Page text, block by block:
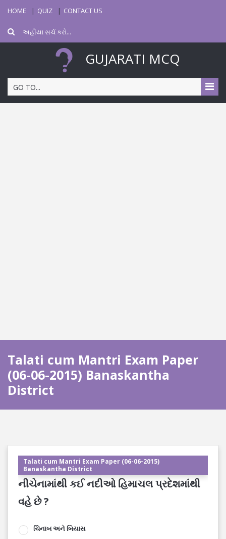
HOME QUIZ CONTACT US
GUJARATI MCQ
GO TO...
Talati cum Mantri Exam Paper
(06-06-2015) Banaskantha
District
Talati cum Mantri Exam Paper (06-06-2015)
Banaskantha District
નીચેનામાંથી કઈ નદીઓ હિમાચલ પ્રદેશમાંથી
વહે છે ?
ચિનાબ અને બિયાસ